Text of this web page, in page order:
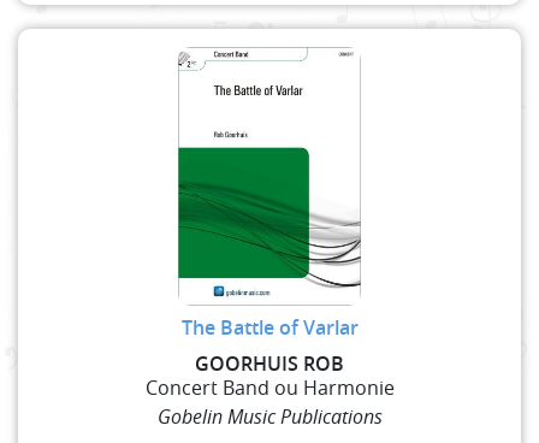
The Battle of Varlar
GOORHUIS ROB
Concert Band ou Harmonie
Gobelin Music Publications